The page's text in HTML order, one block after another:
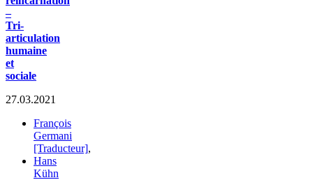
–
Tri-
articulation
humaine
et
sociale
27.03.2021
François
Germani
[Traducteur],
Hans
Kühn